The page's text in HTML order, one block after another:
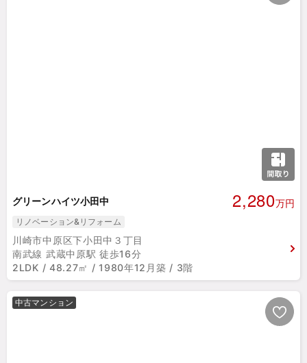
グリーンハイツ小田中 2,280万円
リノベーション&リフォーム
川崎市中原区下小田中３丁目
南武線 武蔵中原駅 徒歩16分
2LDK / 48.27㎡ / 1980年12月築 / 3階
中古マンション